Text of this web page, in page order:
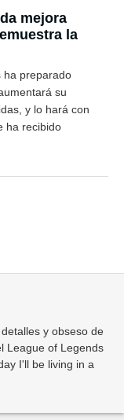
mejora
la
ha preparado
su
y lo hará con
ha recibido
y obseso de
League of Legends
I'll be living in a